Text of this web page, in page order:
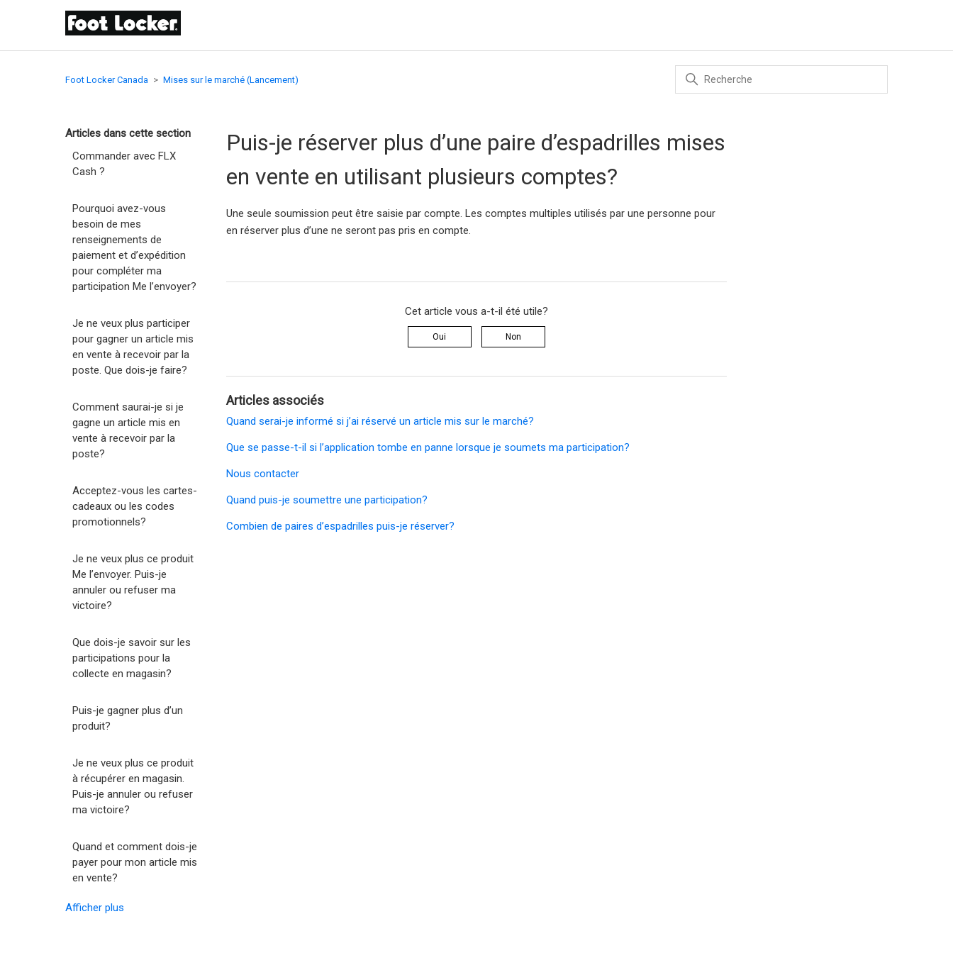
Foot Locker Canada Mises sur le marché (Lancement)
Articles dans cette section
Commander avec FLX
Cash ?
Pourquoi avez-vous
besoin de mes
renseignements de
paiement et d’expédition
pour compléter ma
participation Me l’envoyer?
Je ne veux plus participer
pour gagner un article mis
en vente à recevoir par la
poste. Que dois-je faire?
Comment saurai-je si je
gagne un article mis en
vente à recevoir par la
poste?
Acceptez-vous les cartes-
cadeaux ou les codes
promotionnels?
Je ne veux plus ce produit
Me l’envoyer. Puis-je
annuler ou refuser ma
victoire?
Que dois-je savoir sur les
participations pour la
collecte en magasin?
Puis-je gagner plus d’un
produit?
Je ne veux plus ce produit
à récupérer en magasin.
Puis-je annuler ou refuser
ma victoire?
Quand et comment dois-je
payer pour mon article mis
en vente?
Afficher plus
Puis-je réserver plus d’une paire d’espadrilles mises
en vente en utilisant plusieurs comptes?
Une seule soumission peut être saisie par compte. Les comptes multiples utilisés par une personne pour
en réserver plus d’une ne seront pas pris en compte.
Cet article vous a-t-il été utile?
Oui Non
Articles associés
Quand serai-je informé si j’ai réservé un article mis sur le marché?
Que se passe-t-il si l’application tombe en panne lorsque je soumets ma participation?
Nous contacter
Quand puis-je soumettre une participation?
Combien de paires d’espadrilles puis-je réserver?